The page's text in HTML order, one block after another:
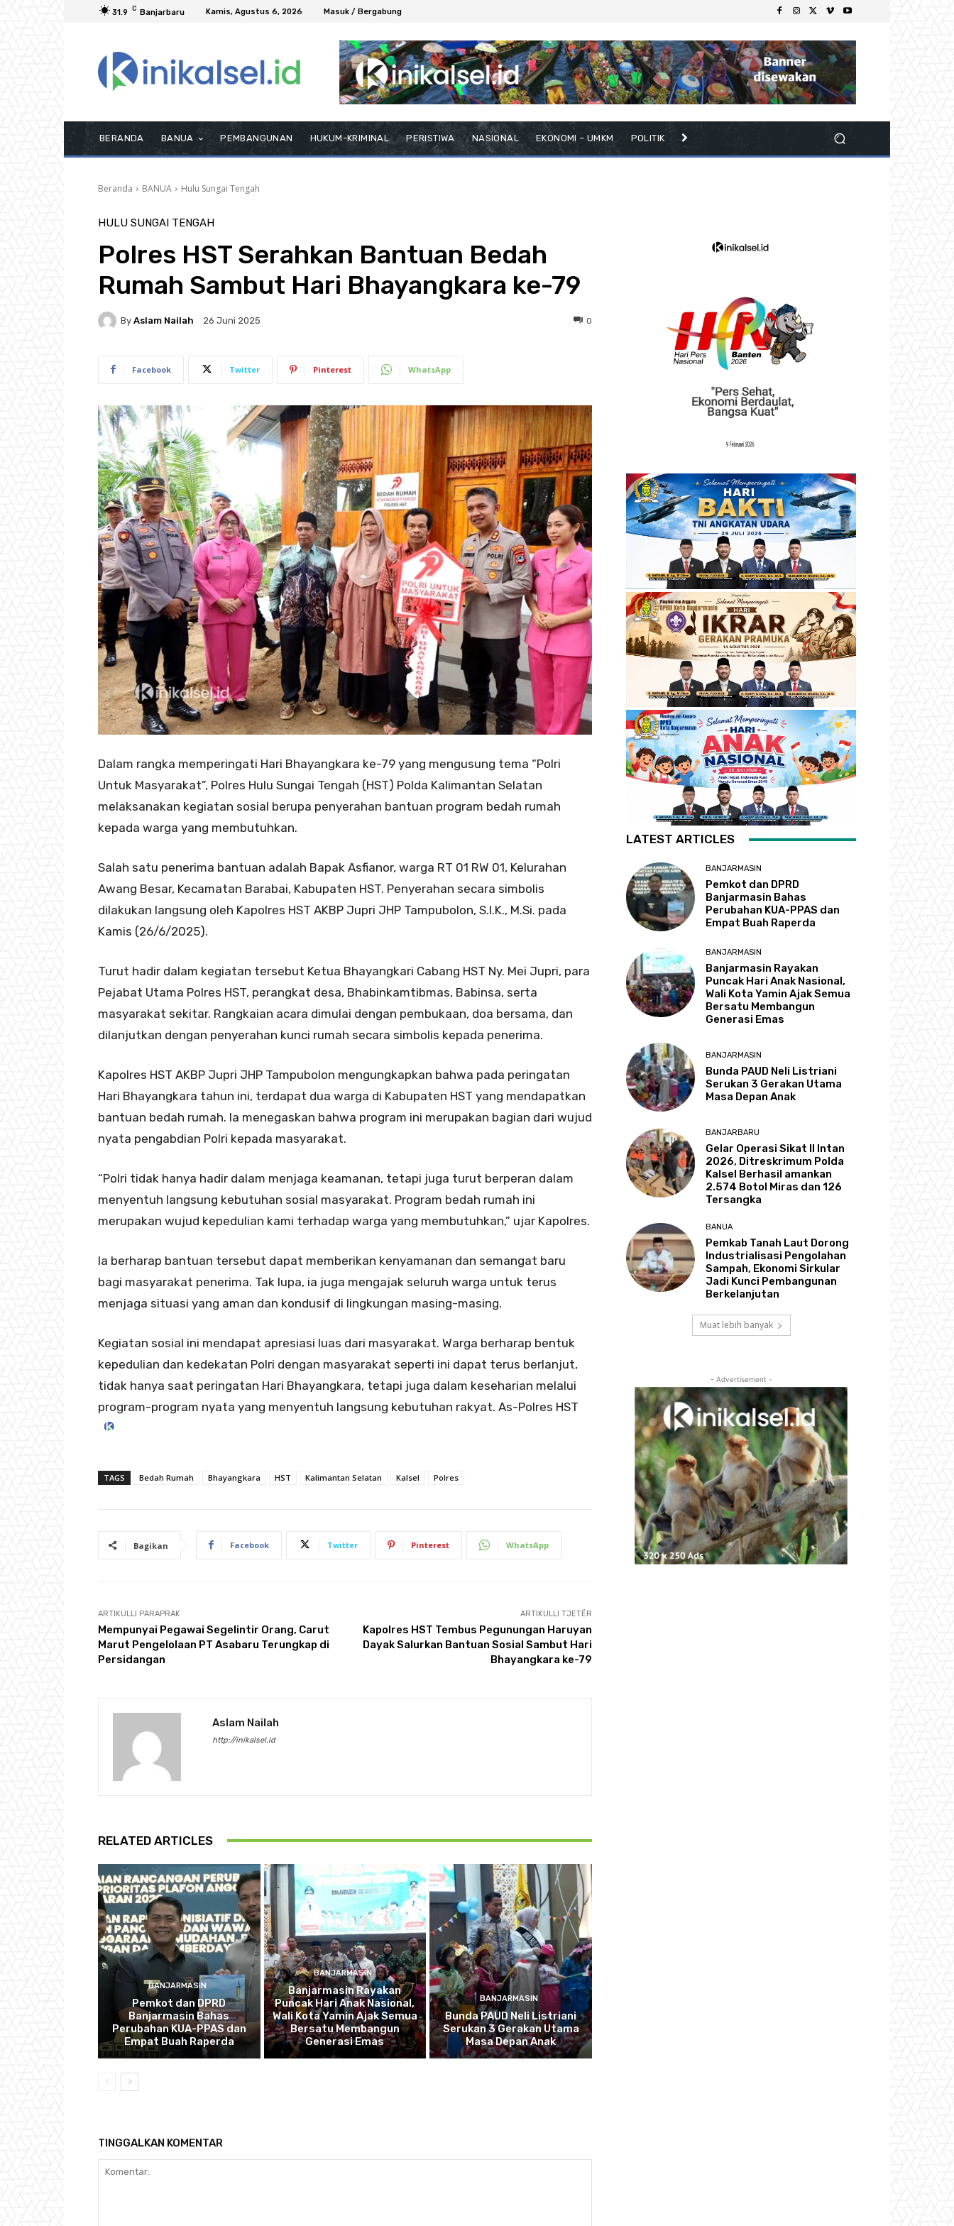
31.9 C Banjarbaru Kamis, Agustus 6, 2026 Masuk / Bergabung
BERANDA BANUA PEMBANGUNAN HUKUM-KRIMINAL PERISTIWA NASIONAL EKONOMI – UMKM POLITIK
Beranda BANUA Hulu Sungai Tengah
HULU SUNGAI TENGAH
Polres HST Serahkan Bantuan Bedah
Rumah Sambut Hari Bhayangkara ke-79
By Aslam Nailah 26 Juni 2025 0
Facebook Twitter Pinterest WhatsApp
Dalam rangka memperingati Hari Bhayangkara ke-79 yang mengusung tema “Polri
Untuk Masyarakat”, Polres Hulu Sungai Tengah (HST) Polda Kalimantan Selatan
melaksanakan kegiatan sosial berupa penyerahan bantuan program bedah rumah
kepada warga yang membutuhkan.
Salah satu penerima bantuan adalah Bapak Asfianor, warga RT 01 RW 01, Kelurahan
Awang Besar, Kecamatan Barabai, Kabupaten HST. Penyerahan secara simbolis
dilakukan langsung oleh Kapolres HST AKBP Jupri JHP Tampubolon, S.I.K., M.Si. pada
Kamis (26/6/2025).
Turut hadir dalam kegiatan tersebut Ketua Bhayangkari Cabang HST Ny. Mei Jupri, para
Pejabat Utama Polres HST, perangkat desa, Bhabinkamtibmas, Babinsa, serta
masyarakat sekitar. Rangkaian acara dimulai dengan pembukaan, doa bersama, dan
dilanjutkan dengan penyerahan kunci rumah secara simbolis kepada penerima.
Kapolres HST AKBP Jupri JHP Tampubolon mengungkapkan bahwa pada peringatan
Hari Bhayangkara tahun ini, terdapat dua warga di Kabupaten HST yang mendapatkan
bantuan bedah rumah. Ia menegaskan bahwa program ini merupakan bagian dari wujud
nyata pengabdian Polri kepada masyarakat.
“Polri tidak hanya hadir dalam menjaga keamanan, tetapi juga turut berperan dalam
menyentuh langsung kebutuhan sosial masyarakat. Program bedah rumah ini
merupakan wujud kepedulian kami terhadap warga yang membutuhkan,” ujar Kapolres.
Ia berharap bantuan tersebut dapat memberikan kenyamanan dan semangat baru
bagi masyarakat penerima. Tak lupa, ia juga mengajak seluruh warga untuk terus
menjaga situasi yang aman dan kondusif di lingkungan masing-masing.
Kegiatan sosial ini mendapat apresiasi luas dari masyarakat. Warga berharap bentuk
kepedulian dan kedekatan Polri dengan masyarakat seperti ini dapat terus berlanjut,
tidak hanya saat peringatan Hari Bhayangkara, tetapi juga dalam keseharian melalui
program-program nyata yang menyentuh langsung kebutuhan rakyat. As-Polres HST
TAGS Bedah Rumah Bhayangkara HST Kalimantan Selatan Kalsel Polres
Bagikan Facebook Twitter Pinterest WhatsApp
ARTIKULLI PARAPRAK
Mempunyai Pegawai Segelintir Orang, Carut
Marut Pengelolaan PT Asabaru Terungkap di
Persidangan
ARTIKULLI TJETËR
Kapolres HST Tembus Pegunungan Haruyan
Dayak Salurkan Bantuan Sosial Sambut Hari
Bhayangkara ke-79
Aslam Nailah
http://inikalsel.id
RELATED ARTICLES
BANJARMASIN
Pemkot dan DPRD
Banjarmasin Bahas
Perubahan KUA-PPAS dan
Empat Buah Raperda
BANJARMASIN
Banjarmasin Rayakan
Puncak Hari Anak Nasional,
Wali Kota Yamin Ajak Semua
Bersatu Membangun
Generasi Emas
BANJARMASIN
Bunda PAUD Neli Listriani
Serukan 3 Gerakan Utama
Masa Depan Anak
TINGGALKAN KOMENTAR
LATEST ARTICLES
BANJARMASIN
Pemkot dan DPRD
Banjarmasin Bahas
Perubahan KUA-PPAS dan
Empat Buah Raperda
BANJARMASIN
Banjarmasin Rayakan
Puncak Hari Anak Nasional,
Wali Kota Yamin Ajak Semua
Bersatu Membangun
Generasi Emas
BANJARMASIN
Bunda PAUD Neli Listriani
Serukan 3 Gerakan Utama
Masa Depan Anak
BANJARBARU
Gelar Operasi Sikat II Intan
2026, Ditreskrimum Polda
Kalsel Berhasil amankan
2.574 Botol Miras dan 126
Tersangka
BANUA
Pemkab Tanah Laut Dorong
Industrialisasi Pengolahan
Sampah, Ekonomi Sirkular
Jadi Kunci Pembangunan
Berkelanjutan
Muat lebih banyak
- Advertisement -